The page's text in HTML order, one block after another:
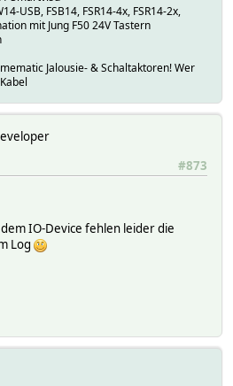
USB, FSB14, FSR14-4x, FSR14-2x,
mit Jung F50 24V Tastern
Jalousie- & Schaltaktoren! Wer
#873
IO-Device fehlen leider die
Log